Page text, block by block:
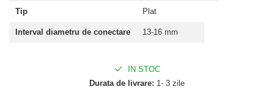
Tip Plat
Interval diametru de conectare 13-16 mm
IN STOC
Durata de livrare: 1- 3 zile